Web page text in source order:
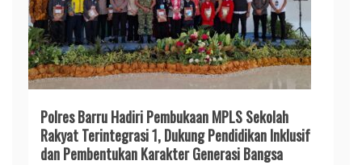
Polres Barru Hadiri Pembukaan MPLS Sekolah
Rakyat Terintegrasi 1, Dukung Pendidikan Inklusif
dan Pembentukan Karakter Generasi Bangsa